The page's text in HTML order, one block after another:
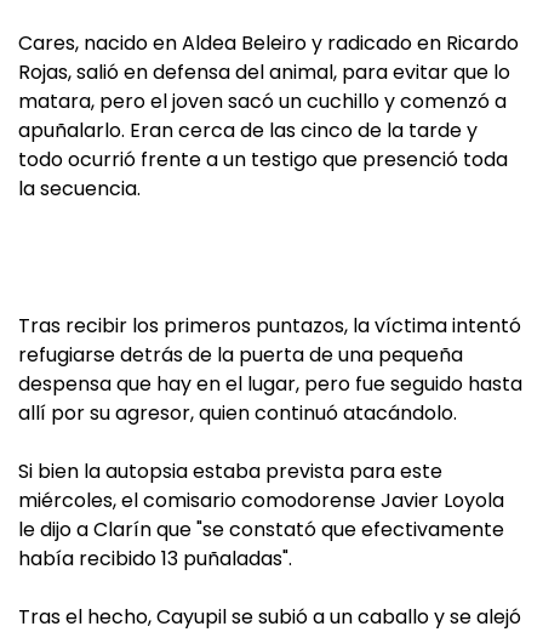
Cares, nacido en Aldea Beleiro y radicado en Ricardo
Rojas, salió en defensa del animal, para evitar que lo
matara, pero el joven sacó un cuchillo y comenzó a
apuñalarlo. Eran cerca de las cinco de la tarde y
todo ocurrió frente a un testigo que presenció toda
la secuencia.
Tras recibir los primeros puntazos, la víctima intentó
refugiarse detrás de la puerta de una pequeña
despensa que hay en el lugar, pero fue seguido hasta
allí por su agresor, quien continuó atacándolo.
Si bien la autopsia estaba prevista para este
miércoles, el comisario comodorense Javier Loyola
le dijo a Clarín que "se constató que efectivamente
había recibido 13 puñaladas".
Tras el hecho, Cayupil se subió a un caballo y se alejó